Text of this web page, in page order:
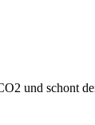
und schont